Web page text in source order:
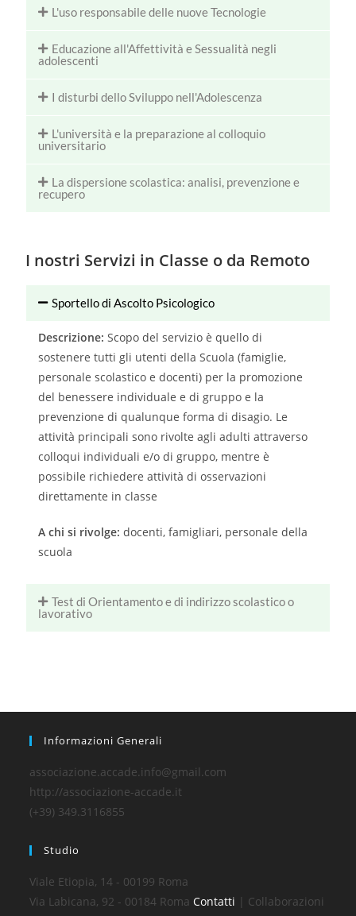
L'uso responsabile delle nuove Tecnologie
Educazione all'Affettività e Sessualità negli
adolescenti
I disturbi dello Sviluppo nell'Adolescenza
L'università e la preparazione al colloquio
universitario
La dispersione scolastica: analisi, prevenzione e
recupero
I nostri Servizi in Classe o da Remoto
Sportello di Ascolto Psicologico
Descrizione:Scopo del servizio è quello di
sostenere tutti gli utenti della Scuola (famiglie,
personale scolastico e docenti) per la promozione
del benessere individuale e di gruppo e la
prevenzione di qualunque forma di disagio. Le
attività principali sono rivolte agli adulti attraverso
colloqui individuali e/o di gruppo, mentre è
possibile richiedere attività di osservazioni
direttamente in classe
A chi si rivolge: docenti, famigliari, personale della
scuola
Test di Orientamento e di indirizzo scolastico o
lavorativo
Informazioni Generali
associazione.accade.info@gmail.com
http://associazione-accade.it
(+39) 349.3116855
Studio
Viale Etiopia, 14 - 00199 Roma
Via Labicana, 92 - 00184 RomaContatti | Collaborazioni